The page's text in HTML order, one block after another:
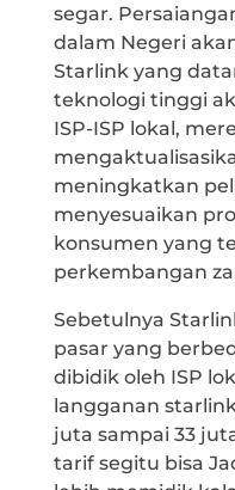
segar.
dalam Negeri
Starlink yang
teknologi tinggi
ISP-ISP lokal,
meningkatkan
menyesuaikan
konsumen yang
perkembangan
Sebetulnya
pasar yang
dibidik oleh ISP
langganan
juta sampai 33
tarif segitu bisa